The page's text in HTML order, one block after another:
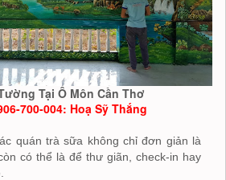
Tại Ô Môn Cần Thơ
700-004: Hoạ Sỹ Thắng
quán trà sữa không chỉ đơn giản là
có thể là để thư giãn, check-in hay